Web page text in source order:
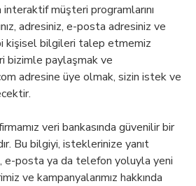
müşteri programlarını
adresiniz, e-posta adresiniz ve
kişisel bilgileri talep etmemiz
bizimle paylaşmak ve
adresine üye olmak, sizin istek ve
veri bankasında güvenilir bir
Bu bilgiyi, isteklerinize yanıt
e-posta ya da telefon yoluyla yeni
ve kampanyalarımız hakkında